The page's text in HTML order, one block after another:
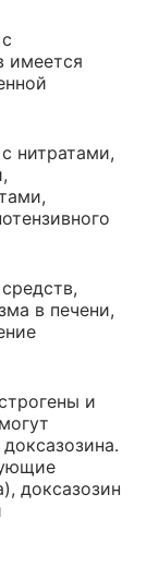
имеется
нитратами,
в печени,
и
доксазозин